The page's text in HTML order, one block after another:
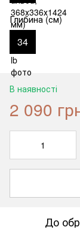
Глибина (см)
34
В наявності
2 090
До